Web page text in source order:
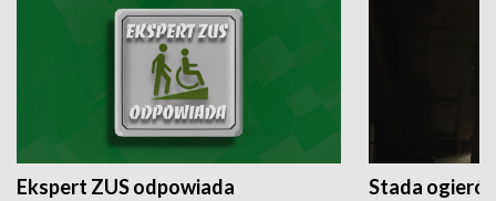
Ekspert ZUS odpowiada Stada